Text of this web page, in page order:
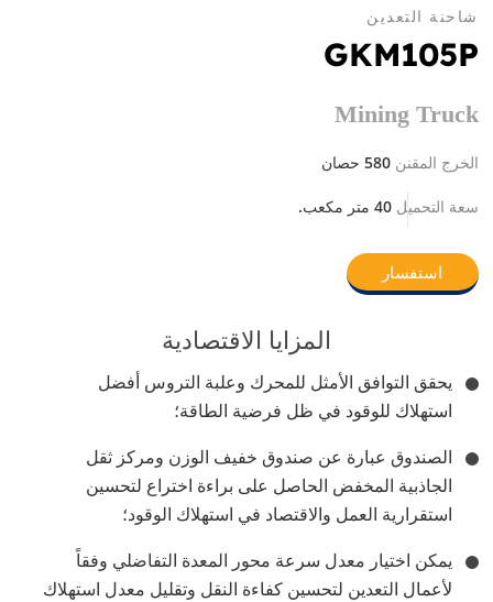
شاحنة التعدين
GKM105P
Mining Truck
الخرج المقنن580 حصان
سعة التحميل40 متر مكعب.
استفسار
المزايا الاقتصادية
يحقق التوافق الأمثل للمحرك وعلبة التروس أفضل
استهلاك للوقود في ظل فرضية الطاقة؛
الصندوق عبارة عن صندوق خفيف الوزن ومركز ثقل
الجاذبية المخفض الحاصل على براءة اختراع لتحسين
استقرارية العمل والاقتصاد في استهلاك الوقود؛
يمكن اختيار معدل سرعة محور المعدة التفاضلي وفقاً
لأعمال التعدين لتحسين كفاءة النقل وتقليل معدل استهلاك